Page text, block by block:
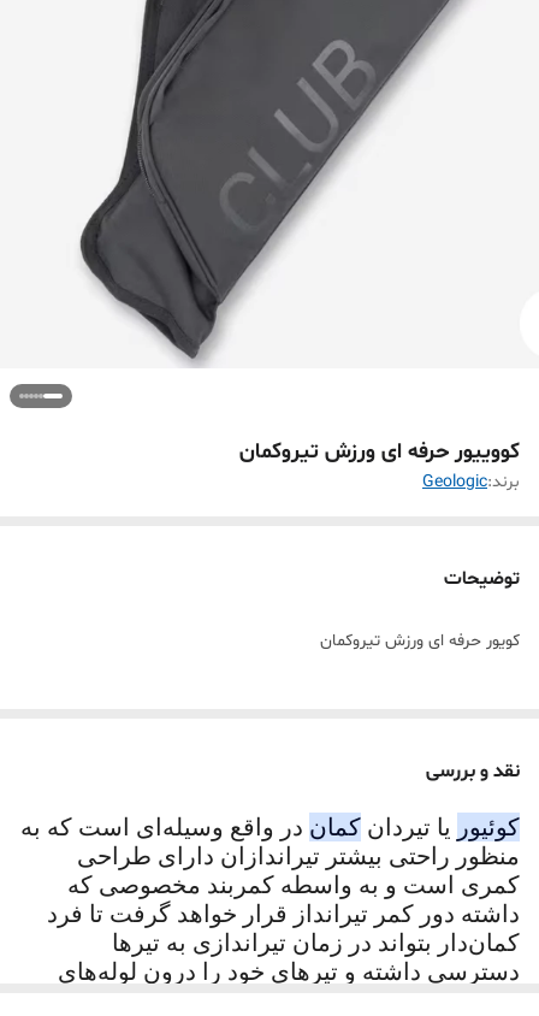
کووییور حرفه ای ورزش تیروکمان
برند:Geologic
توضیحات
کویور حرفه ای ورزش تیروکمان
نقد و بررسی
کوئیور یا تیردان کمان در واقع وسیله‌ای است که به
منظور راحتی بیشتر تیراندازان دارای طراحی
کمری است و به واسطه کمربند مخصوصی که
داشته دور کمر تیرانداز قرار خواهد گرفت تا فرد
کمان‌دار بتواند در زمان تیراندازی به تیرها
دسترسی داشته و تیرهای خود را درون لوله‌های